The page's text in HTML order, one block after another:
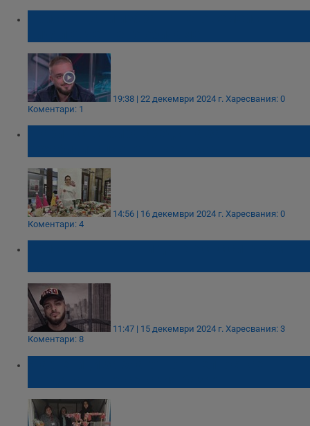
19:38 | 22 декември 2024 г. Харесвания: 0
Коментари: 1
14:56 | 16 декември 2024 г. Харесвания: 0
Коментари: 4
11:47 | 15 декември 2024 г. Харесвания: 3
Коментари: 8